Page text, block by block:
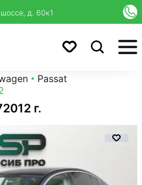
д. 60к1
Passat
2012 г.